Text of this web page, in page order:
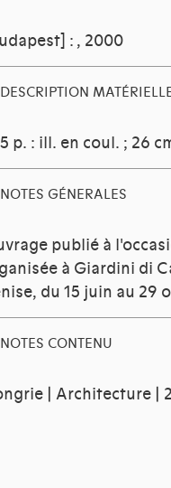
: , 2000
DESCRIPTION
p. : ill. en coul. ; 26
NOTES GÉNERALES
publié à
à Giardini di
du 15 juin au 29
NOTES CONTENU
| Architecture |